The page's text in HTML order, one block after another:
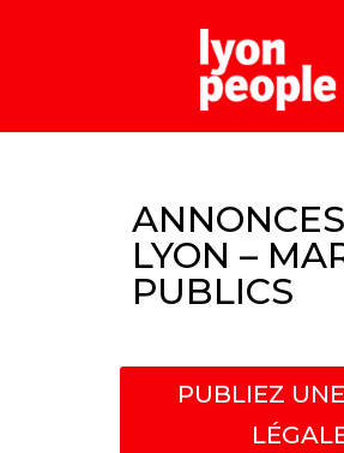
LYON –
PUBLICS
PUBLIEZ